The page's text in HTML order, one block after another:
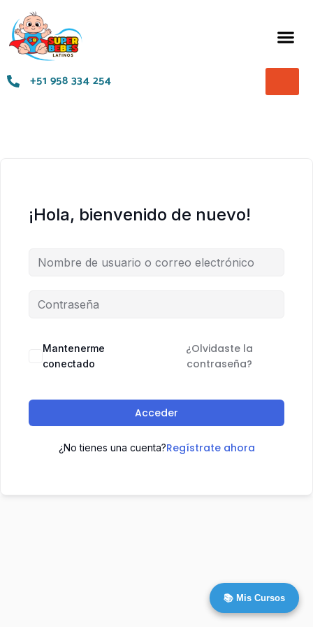
+51 958 334 254
¡Hola, bienvenido de nuevo!
Mantenerme
conectado
¿Olvidaste la
contraseña?
Acceder
¿No tienes una cuenta?Regístrate ahora
📚 Mis Cursos